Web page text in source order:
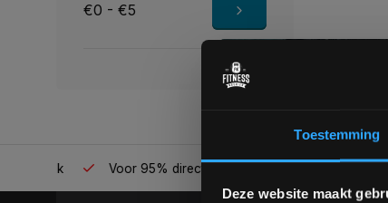
Toestemming
Deze website maakt
€0 - €5
Voor 95% direct uit voorraad geleverd